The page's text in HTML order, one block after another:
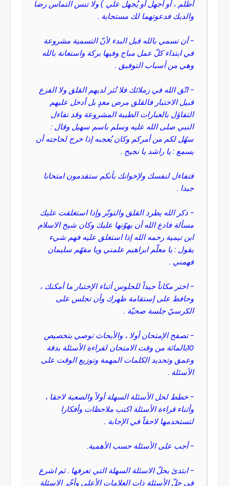
أُظلم ، أو أجهل أو يُجهل علي ) ولا تنس التماس رضا
والديك فدعوتهما لك مستجابة .
- أن تسمي بالله قبل البدء لأنّ التسمية مشروعة
في ابتداء كلّ عمل مباح وفيها بركة واستعانة بالله
وهي من أسباب التوفيق .
- اتّق الله في زملائك فلا تُثر لديهم القلق ولا الفزع
قبيل الاختبار فالقلق مرض معدٍ بل أدخل عليهم
التفاؤل بالعبارات الطيبة المشروعة وقد تفاءل
النبي صلى الله عليه وسلم باسم سهيل وقال :
سهُل لكم من أمركم وكان يُعجبه إذا خرج لحاجته أن
يسمع : يا راشد يا نجيح .
فتفاءل لنفسك ولإخوانك بأنكم ستقدمون امتحانا
جيدا .
- ذكر الله يطرد القلق والتوتّر وإذا استغلقت عليك
مسألة فادع الله أن يهوّنها عليك وكان شيخ الاسلام
ابن تيمية رحمه الله إذا استغلق عليه فهم شيء
يقول : يا معلّم ابراهيم علمني ويا مفهّم سليمان
فهمني .
- اختر مكاناً جيداً للجلوس أثناء الإختبار ما أمكنك ،
وحافظ على إستقامة ظهرك وأن تجلس على
الكرسيّ جلسة صحيّة .
- تصفح الإمتحان أولا ، والأبحاث توصي بتخصيص
10بالمائة من وقت الامتحان لقراءة الأسئلة بدقة
وعمق وتحديد الكلمات المهمة وتوزيع الوقت على
الأسئلة .
- خطط لحل الأسئلة السهلة أولاً والصعبة لاحقا ،
وأثناء قراءة الأسئلة اكتب ملاحظات وأفكارا
لتستخدمها لاحقاً في الإجابة .
- أجب على الأسئلة حسب الأهمية.
- ابتدئ بحلّ الاسئلة السهلة التي تعرفها . ثم اشرع
في حلّ الأسئلة ذات العلامات الأعلى وأخّر الاسئلة